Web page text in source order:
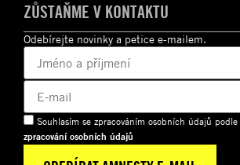
ZŮSTAŇME V KONTAKTU
Odebírejte novinky a petice e-mailem.
Souhlasím se zpracováním osobních údajů podle
zpracování osobních údajů